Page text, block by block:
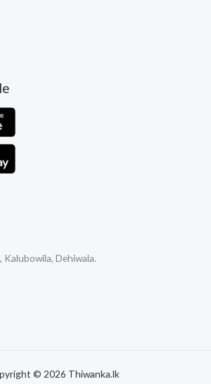
Dehiwala.
© 2026 Thiwanka.lk